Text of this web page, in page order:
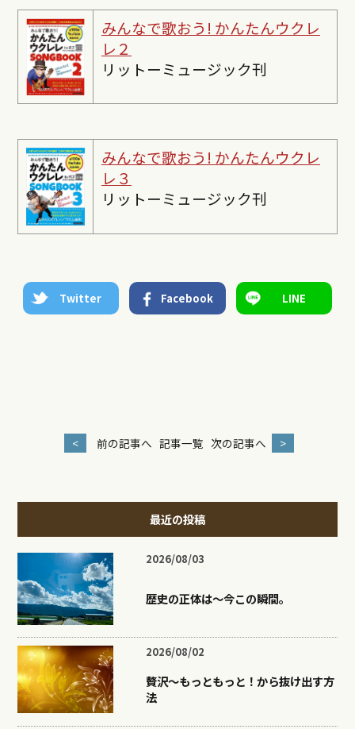
みんなで歌おう! かんたんウクレ
レ２
リットーミュージック刊
みんなで歌おう! かんたんウクレ
レ３
リットーミュージック刊
Twitter Facebook LINE
< 前の記事へ 記事一覧 次の記事へ >
最近の投稿
2026/08/03
歴史の正体は〜今この瞬間。
2026/08/02
贅沢〜もっともっと！から抜け出す方
法